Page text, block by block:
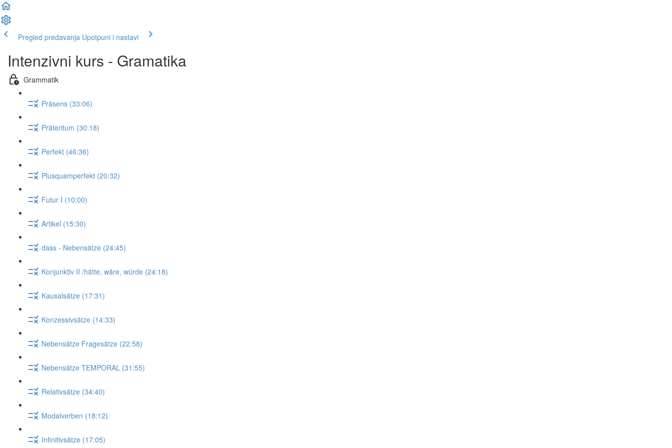
Pregled predavanja Upotpuni i nastavi
Intenzivni kurs - Gramatika
Grammatik
Präsens (33:06)
Präteritum (30:18)
Perfekt (46:36)
Plusquamperfekt (20:32)
Futur I (10:00)
Artikel (15:30)
dass - Nebensätze (24:45)
Konjunktiv II /hätte, wäre, würde (24:18)
Kausalsätze (17:31)
Konzessivsätze (14:33)
Nebensätze Fragesätze (22:58)
Nebensätze TEMPORAL (31:55)
Relativsätze (34:40)
Modalverben (18:12)
Infinitivsätze (17:05)